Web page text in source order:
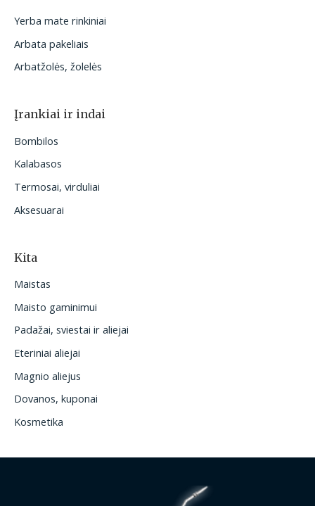
Yerba mate rinkiniai
Arbata pakeliais
Arbatžolės, žolelės
Įrankiai ir indai
Bombilos
Kalabasos
Termosai, virduliai
Aksesuarai
Kita
Maistas
Maisto gaminimui
Padažai, sviestai ir aliejai
Eteriniai aliejai
Magnio aliejus
Dovanos, kuponai
Kosmetika